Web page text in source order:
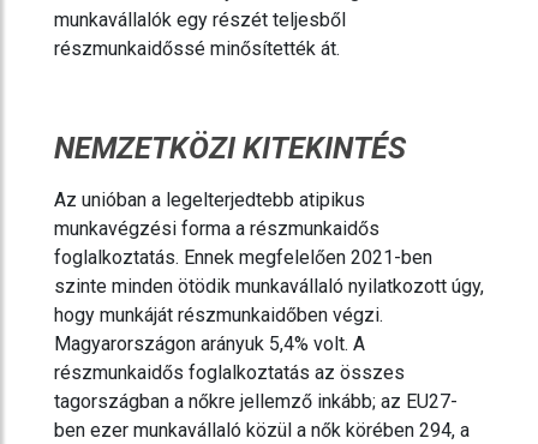
munkavállalók egy részét teljesből
részmunkaidőssé minősítették át.
NEMZETKÖZI KITEKINTÉS
Az unióban a legelterjedtebb atipikus
munkavégzési forma a részmunkaidős
foglalkoztatás. Ennek megfelelően 2021-ben
szinte minden ötödik munkavállaló nyilatkozott úgy,
hogy munkáját részmunkaidőben végzi.
Magyarországon arányuk 5,4% volt. A
részmunkaidős foglalkoztatás az összes
tagországban a nőkre jellemző inkább; az EU27-
ben ezer munkavállaló közül a nők körében 294, a